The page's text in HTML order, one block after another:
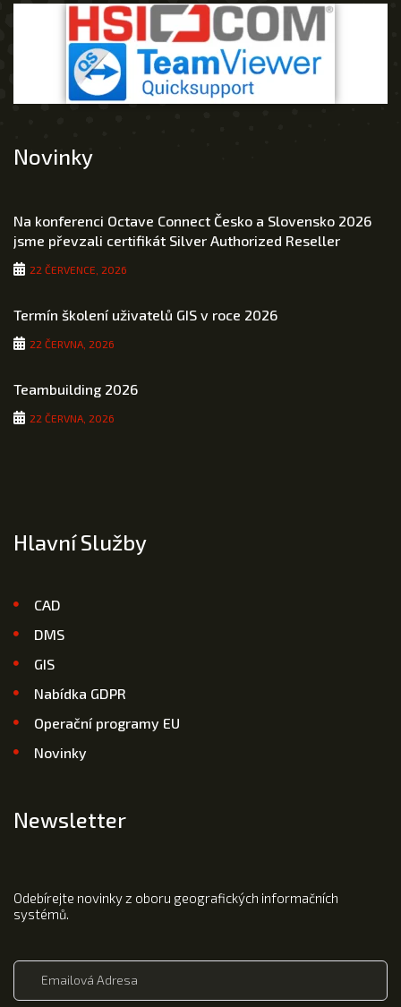
Novinky
Na konferenci Octave Connect Česko a Slovensko 2026
jsme převzali certifikát Silver Authorized Reseller
22 ČERVENCE, 2026
Termín školení uživatelů GIS v roce 2026
22 ČERVNA, 2026
Teambuilding 2026
22 ČERVNA, 2026
Hlavní Služby
CAD
DMS
GIS
Nabídka GDPR
Operační programy EU
Novinky
Newsletter
Odebírejte novinky z oboru geografických informačních
systémů.